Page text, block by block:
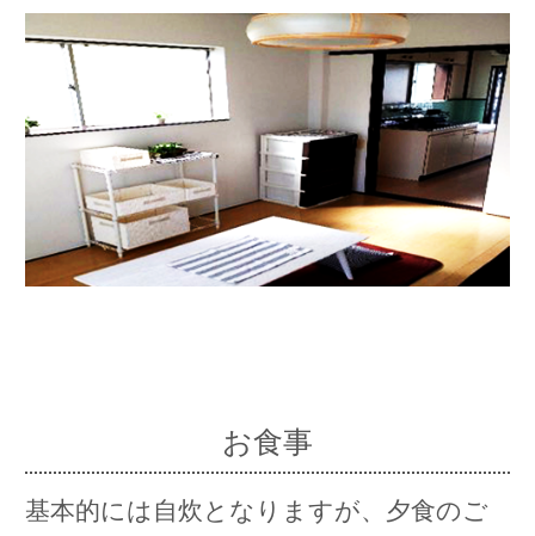
お食事
基本的には自炊となりますが、夕食のご